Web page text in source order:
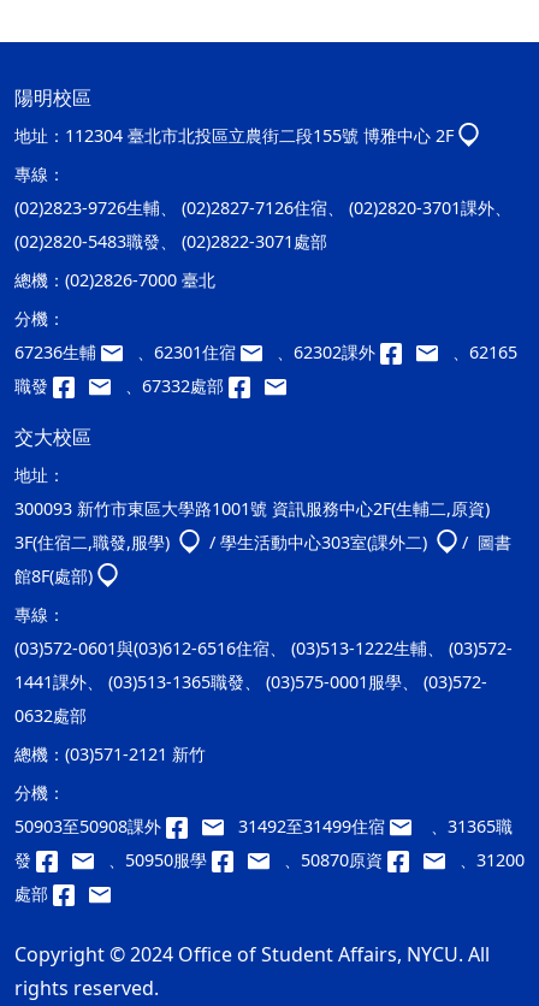
陽明校區
地址： 112304 臺北市北投區立農街二段155號 博雅中心 2F
專線：
(02)2823-9726生輔、 (02)2827-7126住宿、 (02)2820-3701課外、
(02)2820-5483職發、 (02)2822-3071處部
總機： (02)2826-7000 臺北
分機：
67236生輔
、62301住宿 、62302課外
、62165
職發
、67332處部
交大校區
地址：
300093 新竹市東區大學路1001號 資訊服務中心2F(生輔二,原資)
3F(住宿二,職發,服學)
/ 學生活動中心303室(課外二)
/ 圖書
館8F(處部)
專線：
(03)572-0601與(03)612-6516住宿、 (03)513-1222生輔、 (03)572-
1441課外、 (03)513-1365職發、 (03)575-0001服學、 (03)572-
0632處部
總機： (03)571-2121 新竹
分機：
50903至50908課外
31492至31499住宿
、31365職
發
、50950服學 、50870原資
、31200
處部
Copyright © 2024 Office of Student Affairs, NYCU. All
rights reserved.